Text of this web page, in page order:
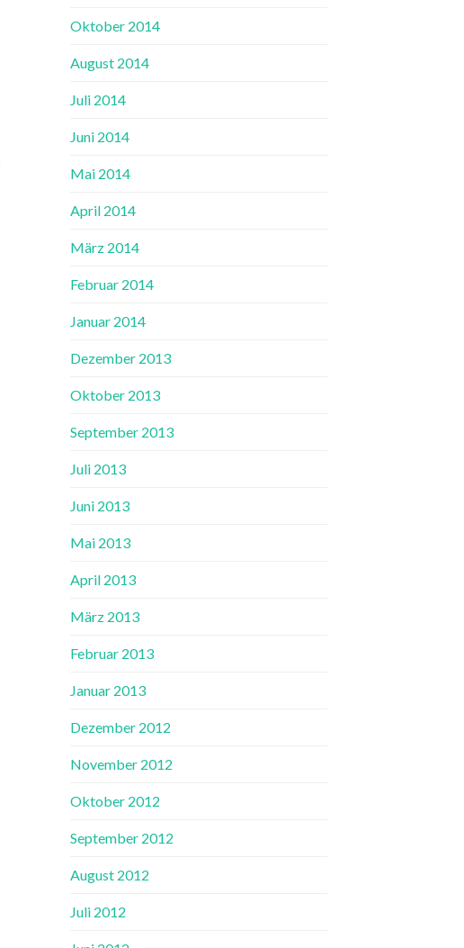
Oktober 2014
August 2014
Juli 2014
Juni 2014
Mai 2014
April 2014
März 2014
Februar 2014
Januar 2014
Dezember 2013
Oktober 2013
September 2013
Juli 2013
Juni 2013
Mai 2013
April 2013
März 2013
Februar 2013
Januar 2013
Dezember 2012
November 2012
Oktober 2012
September 2012
August 2012
Juli 2012